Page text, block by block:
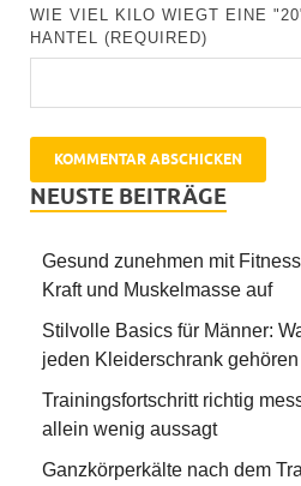
WIE VIEL KILO WIEGT EINE
HANTEL (REQUIRED)
NEUSTE BEITRÄGE
Gesund zunehmen mit
Kraft und Muskelmasse auf
Stilvolle Basics für Männer:
jeden Kleiderschrank gehören
Trainingsfortschritt richtig
allein wenig aussagt
Ganzkörperkälte nach dem